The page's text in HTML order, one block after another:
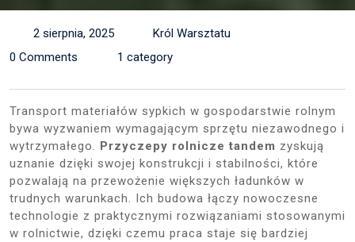
2 sierpnia, 2025
Król Warsztatu
0 Comments
1 category
Transport materiałów sypkich w gospodarstwie rolnym
bywa wyzwaniem wymagającym sprzętu niezawodnego i
wytrzymałego. Przyczepy rolnicze tandem zyskują
uznanie dzięki swojej konstrukcji i stabilności, które
pozwalają na przewożenie większych ładunków w
trudnych warunkach. Ich budowa łączy nowoczesne
technologie z praktycznymi rozwiązaniami stosowanymi
w rolnictwie, dzięki czemu praca staje się bardziej